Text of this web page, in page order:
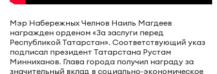
Мэр Набережных Челнов Наиль Магдеев
награжден орденом «За заслуги перед
Республикой Татарстан». Соответствующий указ
подписал президент Татарстана Рустам
Минниханов. Глава города получил награду за
значительный вклад в социально-экономическое